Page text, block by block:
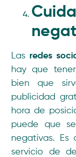
Las redes
hay que
bien que
publicidad
hora de
puede que
negativas. Es
servicio de